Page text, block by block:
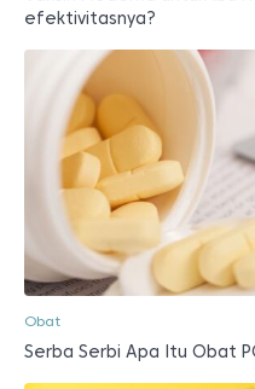
efektivitasnya?
Obat
Serba Serbi Apa Itu Obat